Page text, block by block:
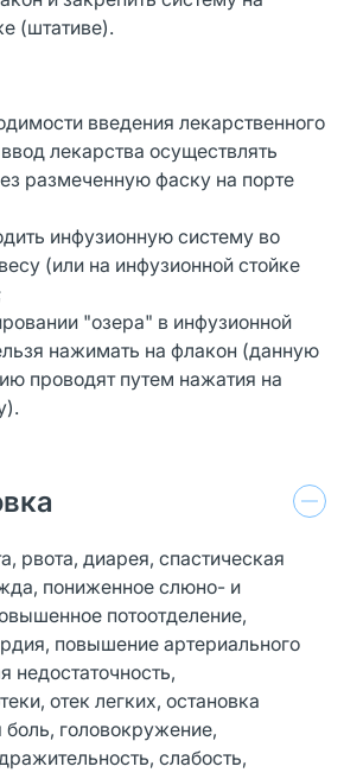
(штативе).
введения лекарственного
лекарства осуществлять
размеченную фаску на порте
инфузионную систему во
(или на инфузионной стойке
"озера" в инфузионной
нажимать на флакон (данную
проводят путем нажатия на
рвота, диарея, спастическая
пониженное слюно- и
потоотделение,
повышение артериального
недостаточность,
отек легких, остановка
головокружение,
слабость,